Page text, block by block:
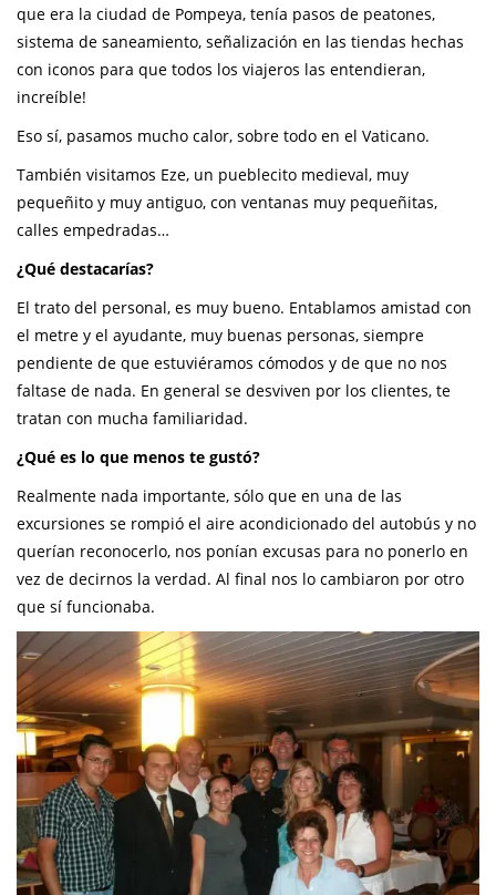
que era la ciudad de Pompeya, tenía pasos de peatones,
sistema de saneamiento, señalización en las tiendas hechas
con iconos para que todos los viajeros las entendieran,
increíble!
Eso sí, pasamos mucho calor, sobre todo en el Vaticano.
También visitamos Eze, un pueblecito medieval, muy
pequeñito y muy antiguo, con ventanas muy pequeñitas,
calles empedradas…
¿Qué destacarías?
El trato del personal, es muy bueno. Entablamos amistad con
el metre y el ayudante, muy buenas personas, siempre
pendiente de que estuviéramos cómodos y de que no nos
faltase de nada. En general se desviven por los clientes, te
tratan con mucha familiaridad.
¿Qué es lo que menos te gustó?
Realmente nada importante, sólo que en una de las
excursiones se rompió el aire acondicionado del autobús y no
querían reconocerlo, nos ponían excusas para no ponerlo en
vez de decirnos la verdad. Al final nos lo cambiaron por otro
que sí funcionaba.